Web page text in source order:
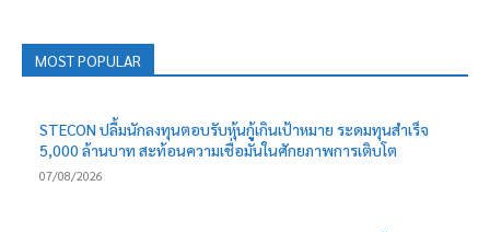
MOST POPULAR
STECON ปลื้มนักลงทุนตอบรับหุ้นกู้เกินเป้าหมาย ระดมทุนสำเร็จ
5,000 ล้านบาท สะท้อนความเชื่อมั่นในศักยภาพการเติบโต
07/08/2026